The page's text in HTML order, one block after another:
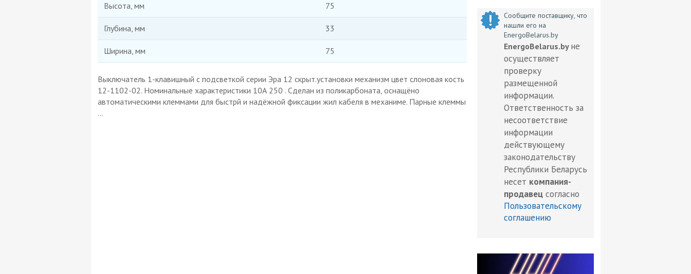
Высота, мм 75
Глубина, мм 33
Ширина, мм 75
Выключатель 1-клавишный с подсветкой серии Эра 12 скрыт.установки механизм цвет слоновая кость
12-1102-02. Номинальные характеристики 10А 250 . Сделан из поликарбоната, оснащёно
автоматическими клеммами для быстрй и надёжной фиксации жил кабеля в механиме. Парные клеммы
...
Сообщите поставщику, что
нашли его на
EnergoBelarus.by
EnergoBelarus.by не
осуществляет
проверку
размещенной
информации.
Ответственность за
несоответствие
информации
действующему
законодательству
Республики Беларусь
несет компания-
продавец согласно
Пользовательскому
соглашению